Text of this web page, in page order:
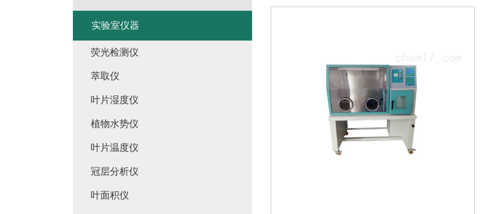
实验室仪器
荧光检测仪
萃取仪
叶片湿度仪
植物水势仪
叶片温度仪
冠层分析仪
叶面积仪